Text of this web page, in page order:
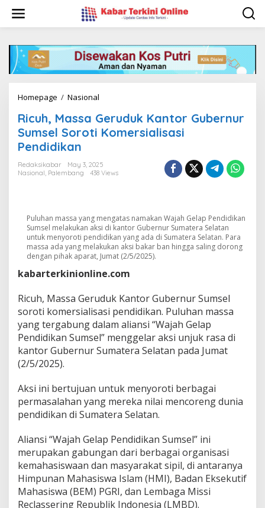
i
Homepage / Nasional
c
u
h
M
a
G
e
r
u
d
k
a
n
t
o
r
G
e
n
u
S
u
m
s
e
l
S
Ricuh, Massa Geruduk Kantor Gubernur
Sumsel Soroti Komersialisasi
Pendidikan
Redaksikabar
May 3, 2025
Nasional, Palembang 438 Views
Puluhan massa yang mengatas namakan Wajah Gelap Pendidikan
Sumsel melakukan aksi di kantor Gubernur Sumatera Selatan
untuk menyoroti pendidikan yang ada di Sumatera Selatan. Para
massa ada yang melakukan aksi bakar ban hingga saling dorong
dengan pihak aparat, Jumat (2/5/2025).
kabarterkinionline.com
Ricuh, Massa Geruduk Kantor Gubernur Sumsel
soroti komersialisasi pendidikan. Puluhan massa
yang tergabung dalam aliansi “Wajah Gelap
Pendidikan Sumsel” menggelar aksi unjuk rasa di
kantor Gubernur Sumatera Selatan pada Jumat
(2/5/2025).
Aksi ini bertujuan untuk menyoroti berbagai
permasalahan yang mereka nilai mencoreng dunia
pendidikan di Sumatera Selatan.
Aliansi “Wajah Gelap Pendidikan Sumsel” ini
merupakan gabungan dari berbagai organisasi
kemahasiswaan dan masyarakat sipil, di antaranya
Himpunan Mahasiswa Islam (HMI), Badan Eksekutif
Mahasiswa (BEM) PGRI, dan Lembaga Missi
Reclassering Republik Indonesia (LMBD).